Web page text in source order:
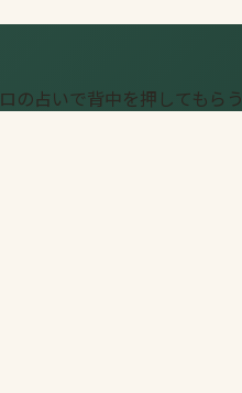
占いで背中を押してもらう